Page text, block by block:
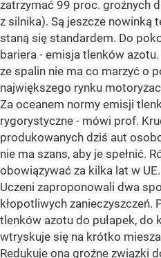
zatrzymać 99 proc. groźnych
z silnika). Są jeszcze nowinką
staną się standardem. Do
bariera - emisja tlenków
ze spalin nie ma co marzyć o
największego rynku
Za oceanem normy emisji
rygorystyczne - mówi prof.
produkowanych dziś aut
nie ma szans, aby je spełnić.
obowiązywać za kilka lat w UE.
Uczeni zaproponowali dwa
kłopotliwych zanieczyszczeń.
tlenków azotu do pułapek, do
wtryskuje się na krótko
Redukuje ona groźne związki